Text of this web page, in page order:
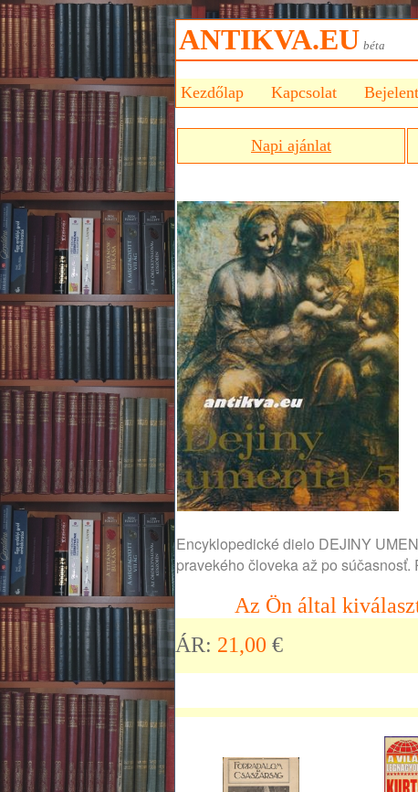
ANTIKVA.EU béta
Kezdőlap Kapcsolat
Napi ajánlat
Encyklopedické dielo DEJINY
pravekého človeka až po
Az Ön által
ÁR: 21,00 €